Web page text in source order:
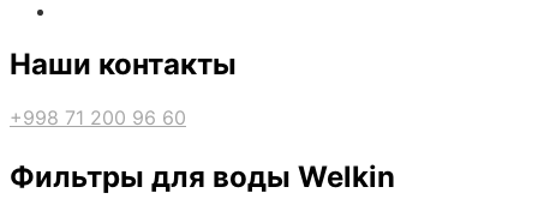
Наши контакты
+998 71 200 96 60
Фильтры для воды Welkin